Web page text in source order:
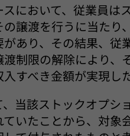
スにおいて、従業員は
の譲渡を行うに当たり
があり、その結果、従
渡制限の解除により、
入すべき金額が実現し
、当該ストックオプシ
ていたことから、対象